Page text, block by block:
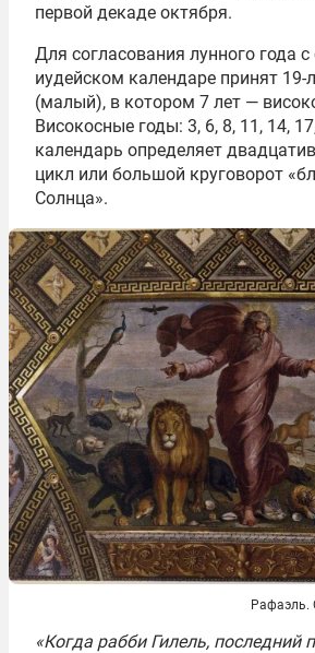
первой декаде октября.
Для согласования лунного года
иудейском календаре принят 19-
(малый), в котором 7 лет —
Високосные годы: 3, 6, 8, 11, 14,
календарь определяет
цикл или большой круговорот
Солнца».
Рафаэль.
«Когда рабби Гилель, последний